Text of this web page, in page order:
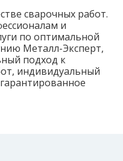
сварочных работ.
и
по оптимальной
Металл-Эксперт,
подход к
индивидуальный